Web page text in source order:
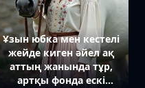
Ұзын юбка мен кестелі
жейде киген әйел ақ
аттың жанында тұр,
артқы фонда ескі